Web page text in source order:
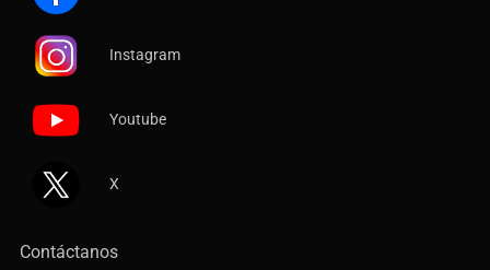
Instagram
Youtube
X
Contáctanos